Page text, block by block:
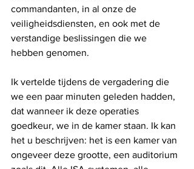
commandanten, in al onze de
veiligheidsdiensten, en ook met de
verstandige beslissingen die we
hebben genomen.
Ik vertelde tijdens de vergadering die
we een paar minuten geleden hadden,
dat wanneer ik deze operaties
goedkeur, we in de kamer staan. Ik kan
het u beschrijven: het is een kamer van
ongeveer deze grootte, een auditorium